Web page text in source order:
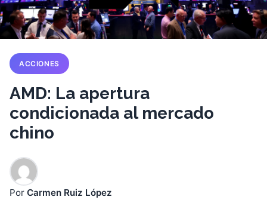
ACCIONES
AMD: La apertura
condicionada al mercado
chino
Por Carmen Ruiz López